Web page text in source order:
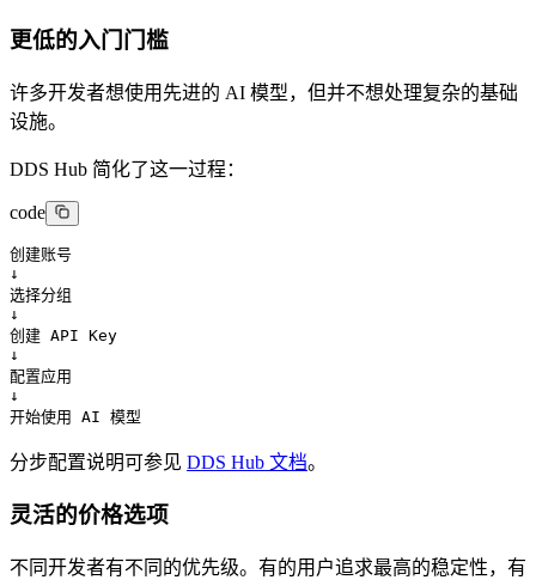
更低的入门门槛
许多开发者想使用先进的 AI 模型，但并不想处理复杂的基础
设施。
DDS Hub 简化了这一过程：
code
创建账号
↓
选择分组
↓
创建 API Key
↓
配置应用
↓
开始使用 AI 模型
分步配置说明可参见 DDS Hub 文档。
灵活的价格选项
不同开发者有不同的优先级。有的用户追求最高的稳定性，有